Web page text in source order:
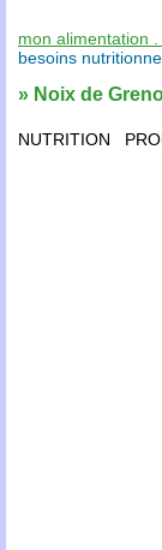
mon alimentation .
besoins
» Noix de
NUTRITION